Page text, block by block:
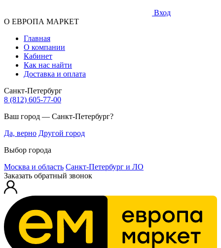
Вход
О ЕВРОПА МАРКЕТ
Главная
О компании
Кабинет
Как нас найти
Доставка и оплата
Санкт-Петербург
8 (812) 605-77-00
Ваш город — Санкт-Петербург?
Да, верно Другой город
Выбор города
Москва и область Санкт-Петербург и ЛО
Заказать обратный звонок